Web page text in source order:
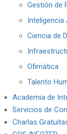
Gestión de
Inteligencia
Ciencia de
Ofimática
Talento
Academia de
Servicios de
Charlas